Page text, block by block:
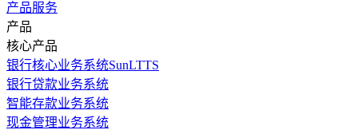
产品服务
产品
核心产品
银行核心业务系统SunLTTS
银行贷款业务系统
智能存款业务系统
现金管理业务系统